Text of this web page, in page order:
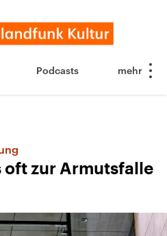
Podcasts
oft zur Armutsfalle